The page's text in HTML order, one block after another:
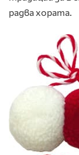
радва хората.